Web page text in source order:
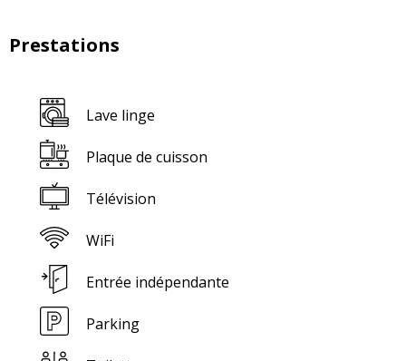
Prestations
Lave linge
Plaque de cuisson
Télévision
WiFi
Entrée indépendante
Parking